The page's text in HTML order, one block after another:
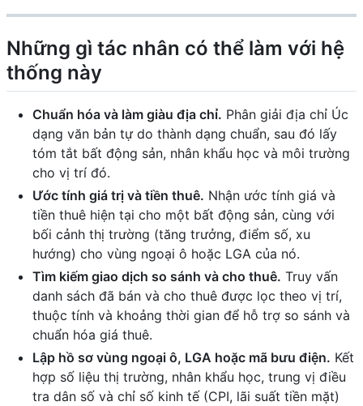
Những gì tác nhân có thể làm với hệ
thống này
Chuẩn hóa và làm giàu địa chỉ. Phân giải địa chỉ Úc
dạng văn bản tự do thành dạng chuẩn, sau đó lấy
tóm tắt bất động sản, nhân khẩu học và môi trường
cho vị trí đó.
Ước tính giá trị và tiền thuê. Nhận ước tính giá và
tiền thuê hiện tại cho một bất động sản, cùng với
bối cảnh thị trường (tăng trưởng, điểm số, xu
hướng) cho vùng ngoại ô hoặc LGA của nó.
Tìm kiếm giao dịch so sánh và cho thuê. Truy vấn
danh sách đã bán và cho thuê được lọc theo vị trí,
thuộc tính và khoảng thời gian để hỗ trợ so sánh và
chuẩn hóa giá thuê.
Lập hồ sơ vùng ngoại ô, LGA hoặc mã bưu điện. Kết
hợp số liệu thị trường, nhân khẩu học, trung vị điều
tra dân số và chỉ số kinh tế (CPI, lãi suất tiền mặt)